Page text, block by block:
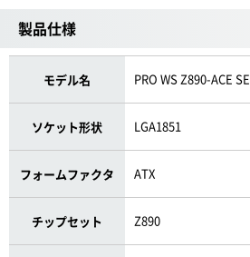
製品仕様
モデル名 PRO WS Z890-ACE SE
ソケット形状 LGA1851
フォームファクタ ATX
チップセット Z890